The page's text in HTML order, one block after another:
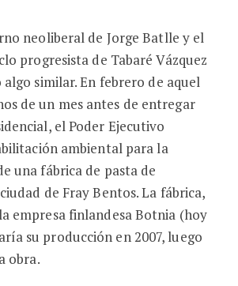
neoliberal de Jorge Batlle y el
progresista de Tabaré Vázquez
algo similar. En febrero de aquel
de un mes antes de entregar
el Poder Ejecutivo
ambiental para la
una fábrica de pasta de
de Fray Bentos. La fábrica,
empresa finlandesa Botnia (hoy
su producción en 2007, luego
obra.